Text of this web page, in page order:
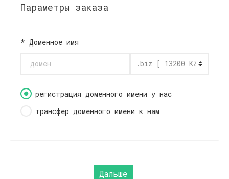
Параметры заказа
* Доменное имя
регистрация доменного имени у нас
трансфер доменного имени к нам